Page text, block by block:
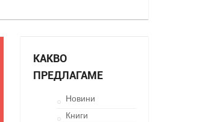
КАКВО
ПРЕДЛАГАМЕ
Новини
Книги